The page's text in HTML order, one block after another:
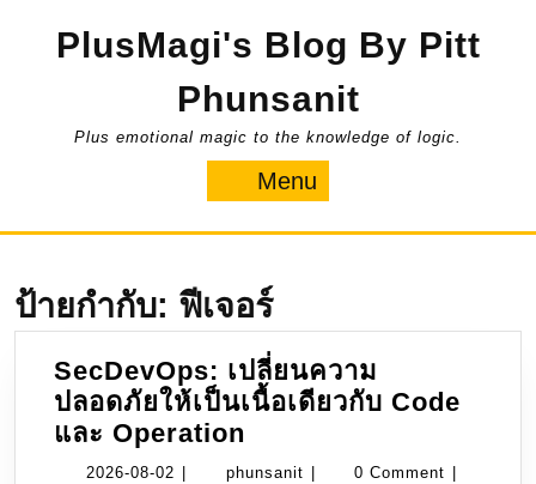
PlusMagi's Blog By Pitt
Phunsanit
Plus emotional magic to the knowledge of logic.
Menu
ป้ายกำกับ: ฟีเจอร์
SecDevOps: เปลี่ยนความ
ปลอดภัยให้เป็นเนื้อเดียวกับ Code
และ Operation
เปลี่ยน
2026-08-02 2026- phunsanit phunsanit0 Comment